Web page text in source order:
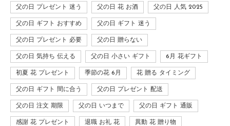
父の日 プレゼント 迷う 父の日 花 お酒 父の日 人気 2025
父の日 ギフト おすすめ 父の日 ギフト 迷う
父の日 プレゼント 必要 父の日 贈らない
父の日 気持ち 伝える 父の日 小さい ギフト 6月 花ギフト
初夏 花 プレゼント 季節の花 6月 花 贈る タイミング
父の日 ギフト 間に合う 父の日 プレゼント 配送
父の日 注文 期限 父の日 いつまで 父の日 ギフト 通販
感謝 花 プレゼント 退職 お礼 花 異動 花 贈り物